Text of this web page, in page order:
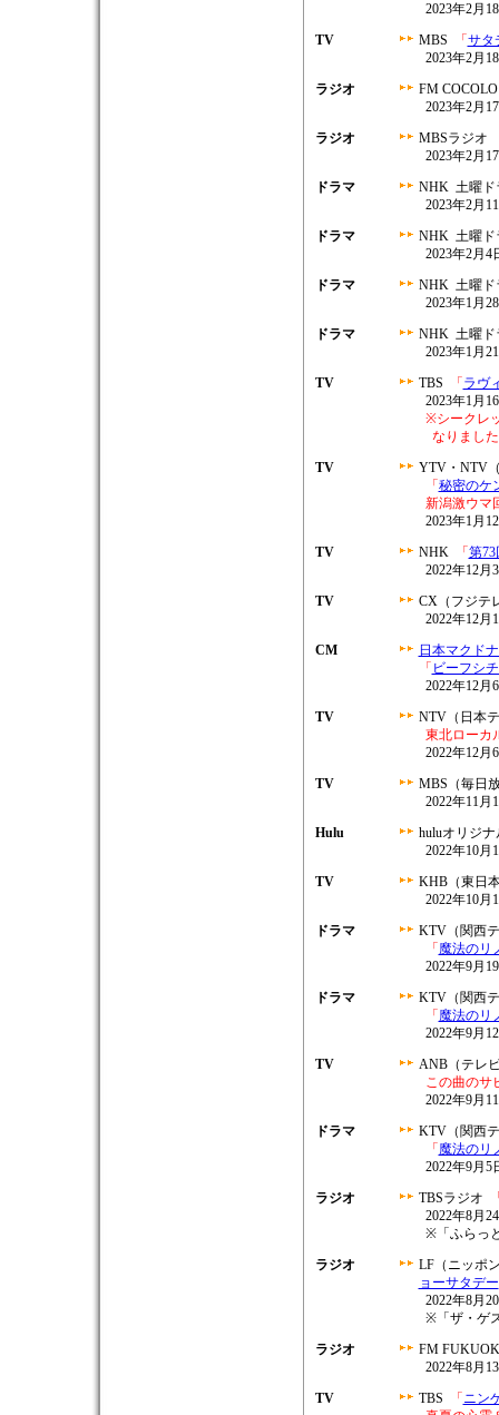
2023年2月
TV
MBS 「 サタ
2023年2月
ラジオ
FM
2023年2月
ラジオ
MBSラジオ
2023年2月
ドラマ
NHK 土曜
2023年2月
ドラマ
NHK 土曜
2023年2月4
ドラマ
NHK 土曜
2023年1月
ドラマ
NHK 土曜
2023年1月
TV
TBS 「 ラヴ
2023年1月
※シークレ
なりました
TV
YTV・NTV
「 秘密のケ
新潟激ウマ
2023年1月
TV
NHK 「 第
2022年12月
TV
CX（フジテ
2022年12月
CM
日本マクド
「 ビーフシ
2022年12月
TV
NTV（日本
東北ローカ
2022年12月
TV
MBS（毎日
2022年11月
Hulu
huluオリジ
2022年10月
TV
KHB（東日
2022年10月
ドラマ
KTV（関西
「 魔法のリ
2022年9月
ドラマ
KTV（関西
「 魔法のリ
2022年9月
TV
ANB（テレ
この曲のサ
2022年9月
ドラマ
KTV（関西
「 魔法のリ
2022年9月5
ラジオ
TBSラジオ
2022年8月
※「ふらっ
ラジオ
LF（ニッポ
ョーサタデー
2022年8月
※「ザ・ゲ
ラジオ
FM
2022年8月
TV
TBS 「 ニン